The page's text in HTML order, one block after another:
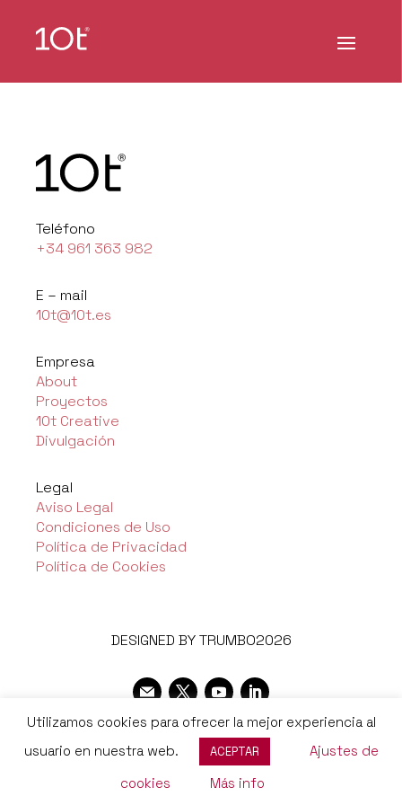
Teléfono
+34 961 363 982
E – mail
10t@10t.es
Empresa
About
Proyectos
10t Creative
Divulgación
Legal
Aviso Legal
Condiciones de Uso
Política de Privacidad
Política de Cookies
DESIGNED BY TRUMBO2026
Utilizamos cookies para ofrecer la mejor experiencia al
usuario en nuestra web.
ACEPTAR
Ajustes de
cookies
Más info